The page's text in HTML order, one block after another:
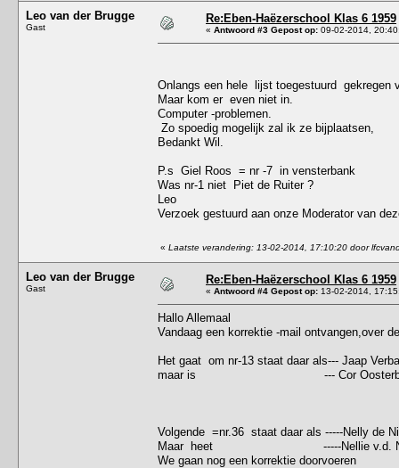
Leo van der Brugge
Gast
Re:Eben-Haëzerschool Klas 6 1959
« Antwoord #3 Gepost op: 09-02-2014,
Onlangs een hele lijst toegestuurd gekregen
Maar kom er even niet in.
Computer -problemen.
Zo spoedig mogelijk zal ik ze bijplaatsen,
Bedankt Wil.
P.s Giel Roos = nr -7 in vensterbank
Was nr-1 niet Piet de Ruiter ?
Leo
Verzoek gestuurd aan onze Moderator van
« Laatste verandering: 13-02-2014, 17:10:20 door
Leo van der Brugge
Gast
Re:Eben-Haëzerschool Klas 6 1959
« Antwoord #4 Gepost op: 13-02-2014,
Hallo Allemaal
Vandaag een korrektie -mail ontvangen,over
Het gaat om nr-13 staat daar als--- Jaap
maar is --- Cor
Volgende =nr.36 staat daar als -----Nelly de
Maar heet -----Nellie v.d.
We gaan nog een korrektie doorvoeren